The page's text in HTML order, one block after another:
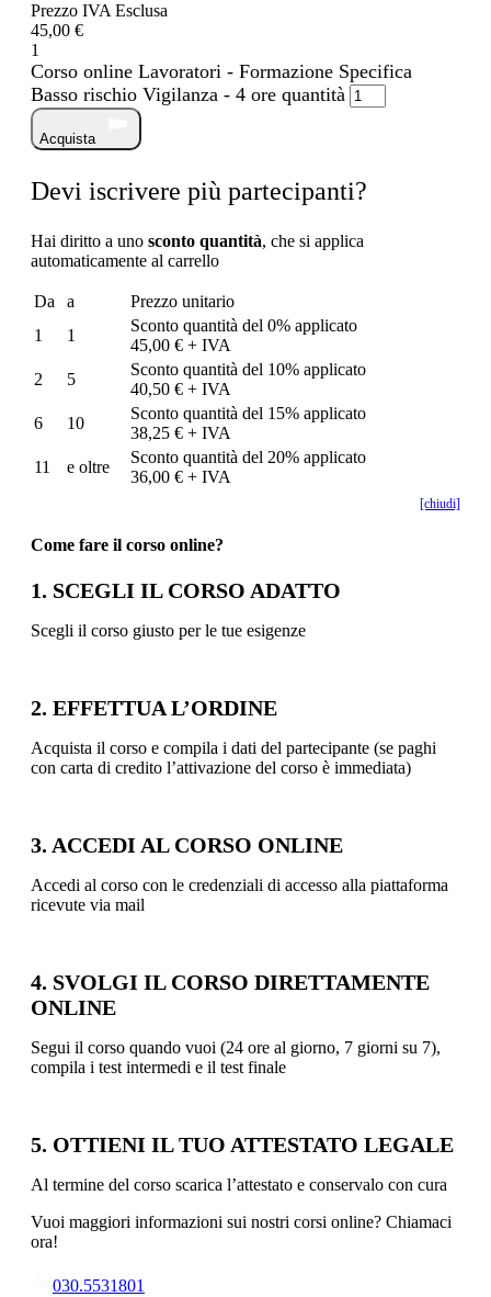
Prezzo IVA Esclusa
45,00 €
1
Corso online Lavoratori - Formazione Specifica
Basso rischio Vigilanza - 4 ore quantità
Acquista
Devi iscrivere più partecipanti?
Hai diritto a uno sconto quantità, che si applica
automaticamente al carrello
Da a
Prezzo unitario
1
1
Sconto quantità del 0% applicato
45,00 € + IVA
2
5
Sconto quantità del 10% applicato
40,50 € + IVA
6
10
Sconto quantità del 15% applicato
38,25 € + IVA
11
e oltre
Sconto quantità del 20% applicato
36,00 € + IVA
[chiudi]
Come fare il corso online?
1. SCEGLI IL CORSO ADATTO
Scegli il corso giusto per le tue esigenze
2. EFFETTUA L’ORDINE
Acquista il corso e compila i dati del partecipante (se paghi
con carta di credito l’attivazione del corso è immediata)
3. ACCEDI AL CORSO ONLINE
Accedi al corso con le credenziali di accesso alla piattaforma
ricevute via mail
4. SVOLGI IL CORSO DIRETTAMENTE
ONLINE
Segui il corso quando vuoi (24 ore al giorno, 7 giorni su 7),
compila i test intermedi e il test finale
5. OTTIENI IL TUO ATTESTATO LEGALE
Al termine del corso scarica l’attestato e conservalo con cura
Vuoi maggiori informazioni sui nostri corsi online? Chiamaci
ora!
030.5531801